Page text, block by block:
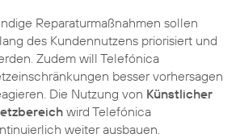
Reparaturmaßnahmen sollen
des Kundennutzens priorisiert und
Zudem will Telefónica
besser vorhersagen
Die Nutzung von Künstlicher
wird Telefónica
weiter ausbauen.